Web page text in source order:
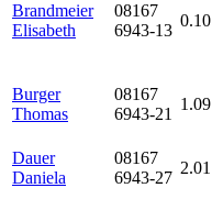
Brandmeier
Elisabeth
08167
6943-13
0.10
Burger
Thomas
08167
6943-21
1.09
Dauer
Daniela
08167
6943-27
2.01